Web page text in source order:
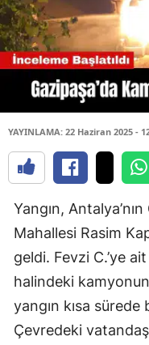
YAYINLAMA: 22 Haziran 2025 -
Yangın,
Mahallesi Rasim
geldi. Fevzi C.’ye
halindeki
yangın kısa sürede
Çevredeki